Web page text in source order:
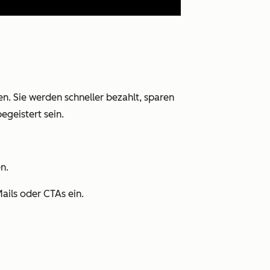
Sie werden schneller bezahlt, sparen
sein.
oder CTAs ein.